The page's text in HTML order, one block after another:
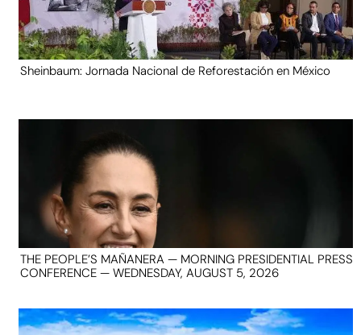
Sheinbaum: Jornada Nacional de Reforestación en México
THE PEOPLE’S MAÑANERA — MORNING PRESIDENTIAL PRESS
CONFERENCE — WEDNESDAY, AUGUST 5, 2026